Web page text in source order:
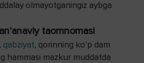
olmayotganingiz aybga
taomnomasi
, qabziyat, qorinning ko‘p dam
hammasi mazkur muddatda